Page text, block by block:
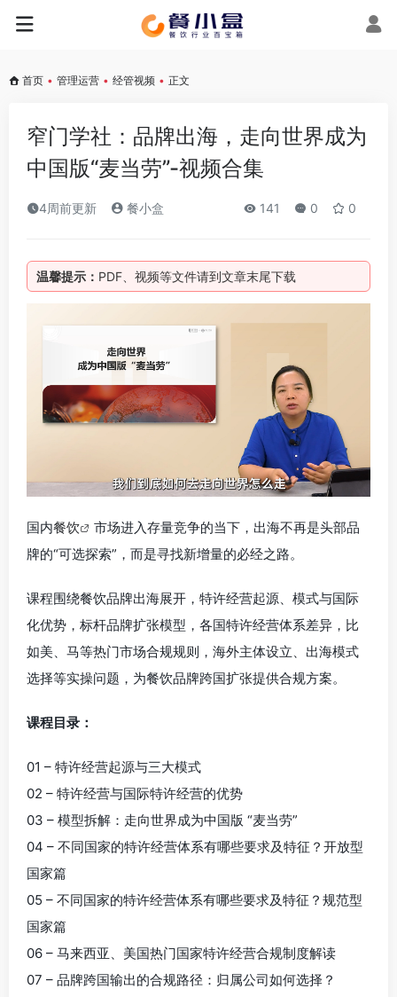
首页 • 管理运营 • 经管视频 • 正文
窄门学社：品牌出海，走向世界成为
中国版“麦当劳”-视频合集
4周前更新 餐小盒 141 0 0
温馨提示： PDF、视频等文件请到文章末尾下载
国内餐饮
市场进入存量竞争的当下，出海不再是头部品
牌的“可选探索”，而是寻找新增量的必经之路。
课程围绕餐饮品牌出海展开，特许经营起源、模式与国际
化优势，标杆品牌扩张模型，各国特许经营体系差异，比
如美、马等热门市场合规规则，海外主体设立、出海模式
选择等实操问题，为餐饮品牌跨国扩张提供合规方案。
课程目录：
01 – 特许经营起源与三大模式
02 – 特许经营与国际特许经营的优势
03 – 模型拆解：走向世界成为中国版 “麦当劳”
04 – 不同国家的特许经营体系有哪些要求及特征？开放型
国家篇
05 – 不同国家的特许经营体系有哪些要求及特征？规范型
国家篇
06 – 马来西亚、美国热门国家特许经营合规制度解读
07 – 品牌跨国输出的合规路径：归属公司如何选择？